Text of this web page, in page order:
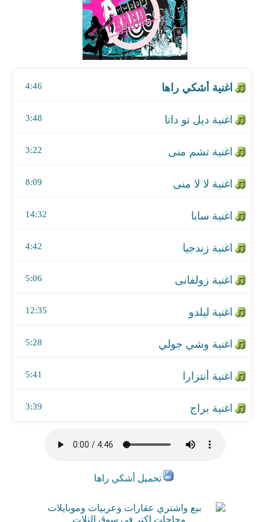
4:46
اغنية ديل تو داتا
3:48
اغنية تشم منى
3:22
اغنية لا لا منى
8:09
اغنية سابا
14:32
اغنية زندجيا
4:42
5:06
12:35
5:28
اغنية أنتزارا
5:41
اغنية براج
3:39
تحميل أشكي راها